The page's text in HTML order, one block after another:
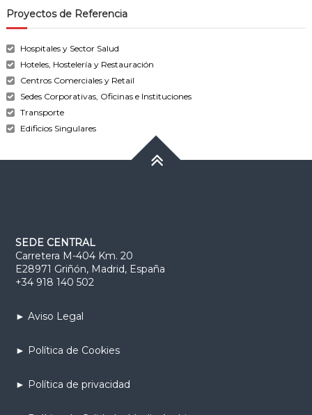
Proyectos de Referencia
Hospitales y Sector Salud
Hoteles, Hostelería y Restauración
Centros Comerciales y Retail
Sedes Corporativas, Oficinas e Instituciones
Transporte
Edificios Singulares
SEDE CENTRAL
Carretera M-404 Km. 20
E28971 Griñón, Madrid, España
+34 918 140 502
► Aviso Legal
► Política de Cookies
► Política de privacidad